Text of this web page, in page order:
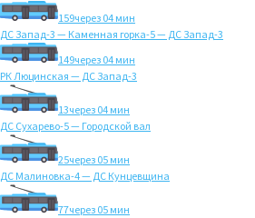
159через 04 мин
ДС Запад-3 — Каменная горка-5 — ДС Запад-3
149через 04 мин
РК Люцинская — ДС Запад-3
13через 04 мин
ДС Сухарево-5 — Городской вал
25через 05 мин
ДС Малиновка-4 — ДС Кунцевщина
77через 05 мин